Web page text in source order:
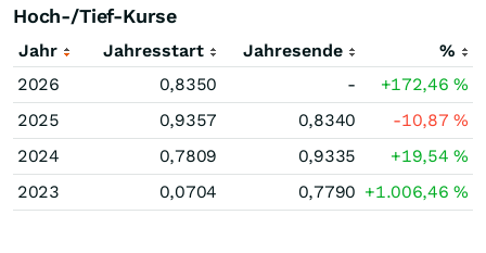
Hoch-/Tief-Kurse
Jahr Jahresstart Jahresende
%
2026
0,8350 - +172,46%
2025
0,9357 0,8340 -10,87%
2024
0,7809 0,9335 +19,54%
2023
0,0704 0,7790 +1.006,46%